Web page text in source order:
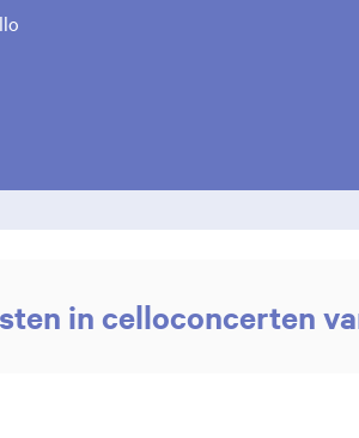
in celloconcerten